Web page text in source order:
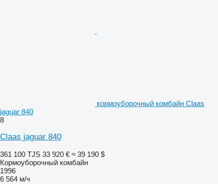
кормоуборочный комбайн Claas
jaguar 840
8
Claas jaguar 840
361 100 TJS 33 920 € ≈ 39 190 $
Кормоуборочный комбайн
1996
6 564 м/ч